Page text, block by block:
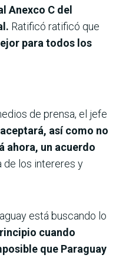
Anexco C del
Ratificó ratificó que
para todos los
de prensa, el jefe
así como no
ahora, un acuerdo
de los intereres y
está buscando lo
cuando
que Paraguay